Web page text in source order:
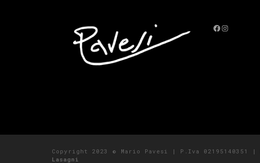
Facebook
Instagram
Copyright 2023 © Mario Pavesi | P.Iva 02195140351 |
Lasagni